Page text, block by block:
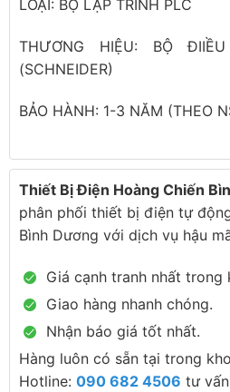
LOẠI: BỘ LẬP TRÌNH PLC
THƯƠNG HIỆU: BỘ
(SCHNEIDER)
BẢO HÀNH: 1-3 NĂM (THEO
Thiết Bị Điện Hoàng Chiến
phân phối thiết bị điện tự
Bình Dương với dịch vụ hậu
Giá cạnh tranh nhất trong
Giao hàng nhanh chóng.
Nhận báo giá tốt nhất.
Hàng luôn có sẵn tại trong
Hotline: 090 682 4506 tư